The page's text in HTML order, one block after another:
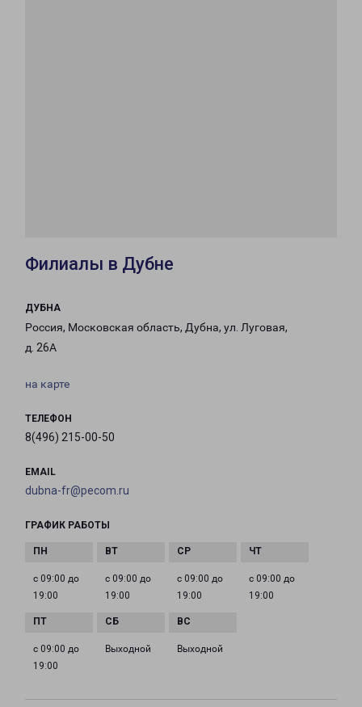
Филиалы в Дубне
ДУБНА
Россия, Московская область, Дубна, ул. Луговая,
д. 26А
на карте
ТЕЛЕФОН
8(496) 215-00-50
EMAIL
dubna-fr@pecom.ru
ГРАФИК РАБОТЫ
с 09:00 до
19:00
с 09:00 до
19:00
с 09:00 до
19:00
с 09:00 до
19:00
с 09:00 до
19:00
Выходной Выходной